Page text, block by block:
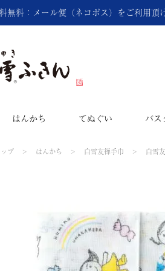
無料：メール便（ネコポス）をご利用頂
はんかち てぬぐい バス
プ はんかち 白雪友禅手巾 白雪